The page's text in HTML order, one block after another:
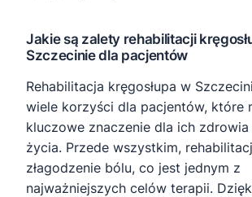
Jakie są zalety rehabilitacji
Szczecinie dla pacjentów
Rehabilitacja kręgosłupa w
wiele korzyści dla pacjentów, które
kluczowe znaczenie dla ich
życia. Przede wszystkim,
złagodzenie bólu, co jest jednym z
najważniejszych celów terapii.